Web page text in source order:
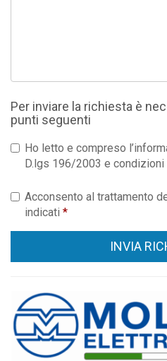
Per inviare la richiesta è
punti seguenti
Ho letto e compreso
D.lgs 196/2003 e
Acconsento al trattamento
indicati
INVIA